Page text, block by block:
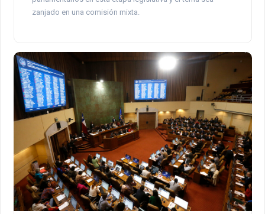
zanjado en una comisión mixta.